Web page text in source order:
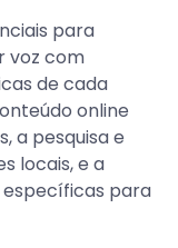
para
voz com
de cada
online
a pesquisa e
locais, e a
específicas para